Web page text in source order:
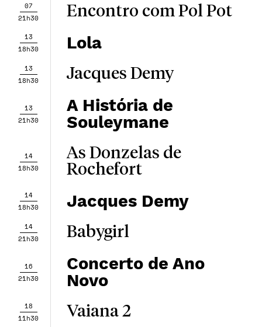
07
21h30
Encontro com Pol Pot
13
18h30
Lola
13
18h30
Jacques Demy
13
21h30
A História de
Souleymane
14
18h30
As Donzelas de
Rochefort
14
18h30
Jacques Demy
14
21h30
Babygirl
16
21h30
Concerto de Ano
Novo
18
11h30
Vaiana 2